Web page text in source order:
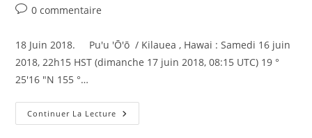
Commentaires
la
publication :
0 commentaire
18 Juin 2018. Pu'u 'Ō'ō / Kilauea , Hawai : Samedi 16 juin
2018, 22h15 HST (dimanche 17 juin 2018, 08:15 UTC) 19 °
25'16 "N 155 °…
Continuer La Lecture 18
Juin